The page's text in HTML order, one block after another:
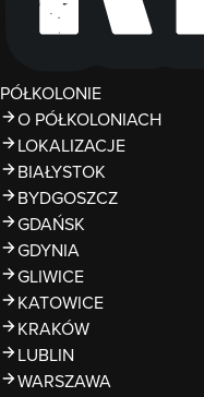
PÓŁKOLONIE
O PÓŁKOLONIACH
LOKALIZACJE
BIAŁYSTOK
BYDGOSZCZ
GDAŃSK
GDYNIA
GLIWICE
KATOWICE
KRAKÓW
LUBLIN
WARSZAWA